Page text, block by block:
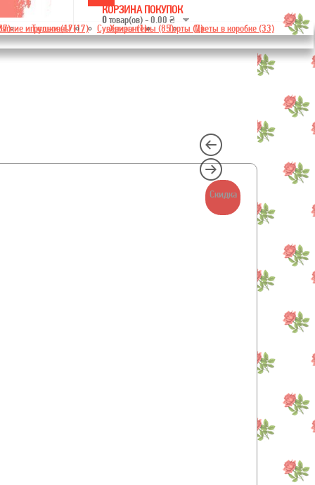
КОРЗИНА ПОКУПОК
0товар(ов) - 0.00 ₴
Тюльпаны (17) Хризантемы (85)
Цветы в коробке (33)
игрушки (17) Сувениры (1)
Торты (7)
Скидка